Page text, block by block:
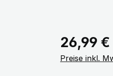
Regulärer
26,99 €
Preise inkl.